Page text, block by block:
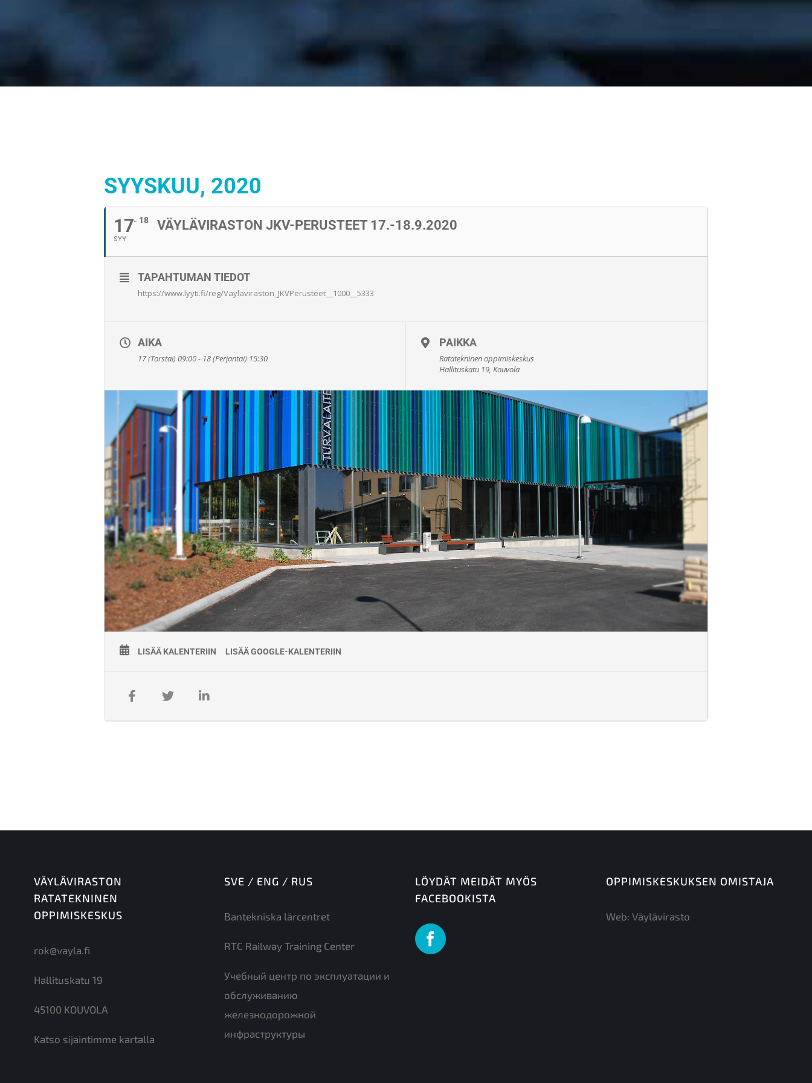
SYYSKUU, 2020
17
SYY
18 VÄYLÄVIRASTON JKV-PERUSTEET 17.-18.9.2020
TAPAHTUMAN TIEDOT
https://www.lyyti.fi/reg/Vaylaviraston_JKVPerusteet__1000__5333
AIKA
17 (Torstai) 09:00 - 18 (Perjantai) 15:30
PAIKKA
Ratatekninen oppimiskeskus
Hallituskatu 19, Kouvola
LISÄÄ KALENTERIIN LISÄÄ GOOGLE-KALENTERIIN
VÄYLÄVIRASTON
RATATEKNINEN
OPPIMISKESKUS
rok@vayla.fi
Hallituskatu 19
45100 KOUVOLA
Katso sijaintimme kartalla
SVE / ENG / RUS
Bantekniska lärcentret
RTC Railway Training Center
Учебный центр по эксплуатации и
обслуживанию
железнодорожной
инфраструктуры
LÖYDÄT MEIDÄT MYÖS
FACEBOOKISTA
OPPIMISKESKUKSEN OMISTAJA
Web: Väylävirasto